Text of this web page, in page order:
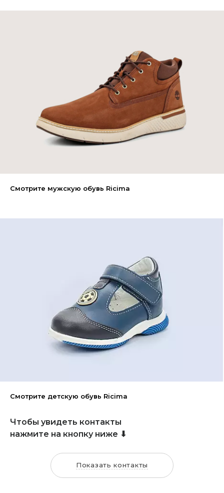
Смотрите мужскую обувь Ricima
Смотрите детскую обувь Ricima
Чтобы увидеть контакты
нажмите на кнопку ниже ⬇
Показать контакты